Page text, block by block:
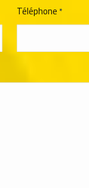
Téléphone *